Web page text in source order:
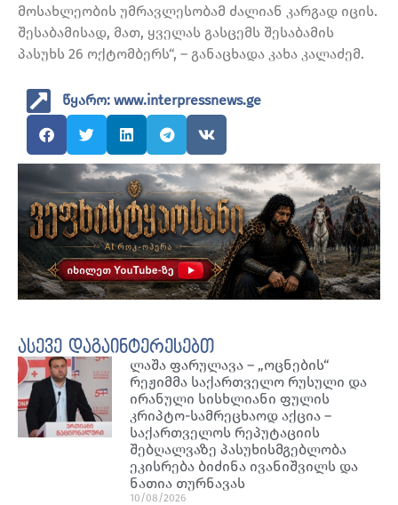
მოსახლეობის უმრავლესობამ ძალიან კარგად იცის.
შესაბამისად, მათ, ყველას გასცემს შესაბამის
პასუხს 26 ოქტომბერს“, – განაცხადა კახა კალაძემ.
წყარო: www.interpressnews.ge
ასევე დაგაინტერესებთ
ლაშა ფარულავა – „ოცნების“
რეჟიმმა საქართველო რუსული და
ირანული სისხლიანი ფულის
კრიპტო-სამრეცხაოდ აქცია –
საქართველოს რეპუტაციის
შებღალვაზე პასუხისმგებლობა
ეკისრება ბიძინა ივანიშვილს და
ნათია თურნავას
10/08/2026